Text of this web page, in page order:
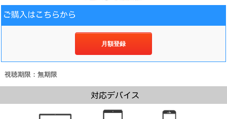
月額登録
視聴期限：無期限